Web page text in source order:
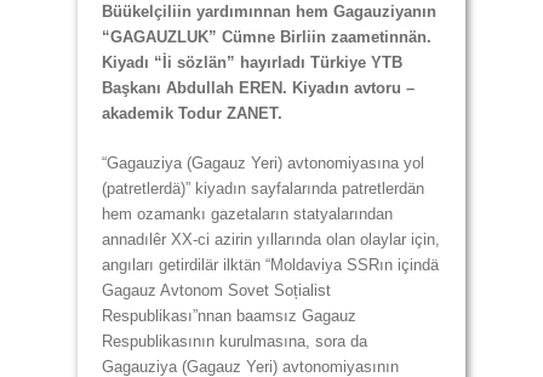
Büükelçiliin yardımınnan hem Gagauziyanın
“GAGAUZLUK” Cümne Birliin zaametinnän.
Kiyadı “İi sözlän” hayırladı Türkiye YTB
Başkanı Abdullah EREN. Kiyadın avtoru –
akademik Todur ZANET.
“Gagauziya (Gagauz Yeri) avtonomiyasına yol
(patretlerdä)” kiyadın sayfalarında patretlerdän
hem ozamankı gazetaların statyalarından
annadılêr XX-ci azirin yıllarında olan olaylar için,
angıları getirdilär ilktän “Moldaviya SSRın içindä
Gagauz Avtonom Sovet Soțialist
Respublikası”nnan baamsız Gagauz
Respublikasının kurulmasına, sora da
Gagauziya (Gagauz Yeri) avtonomiyasının